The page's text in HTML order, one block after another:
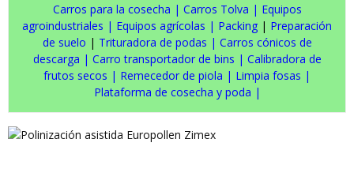
Carros para la cosecha | Carros Tolva | Equipos
agroindustriales | Equipos agrícolas | Packing | Preparación
de suelo | Trituradora de podas | Carros cónicos de
descarga | Carro transportador de bins | Calibradora de
frutos secos | Remecedor de piola | Limpia fosas |
Plataforma de cosecha y poda |